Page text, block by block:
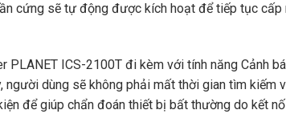
cứng sẽ tự động được kích hoạt để tiếp tục
PLANET ICS-2100T đi kèm với tính năng Cảnh
dùng sẽ không phải mất thời gian tìm kiếm
để giúp chẩn đoán thiết bị bất thường do kết